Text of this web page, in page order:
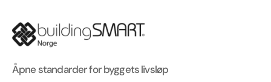
Åpne standarder for byggets livsløp